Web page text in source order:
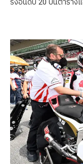
รั้งอันดับ 20 บนตาราง